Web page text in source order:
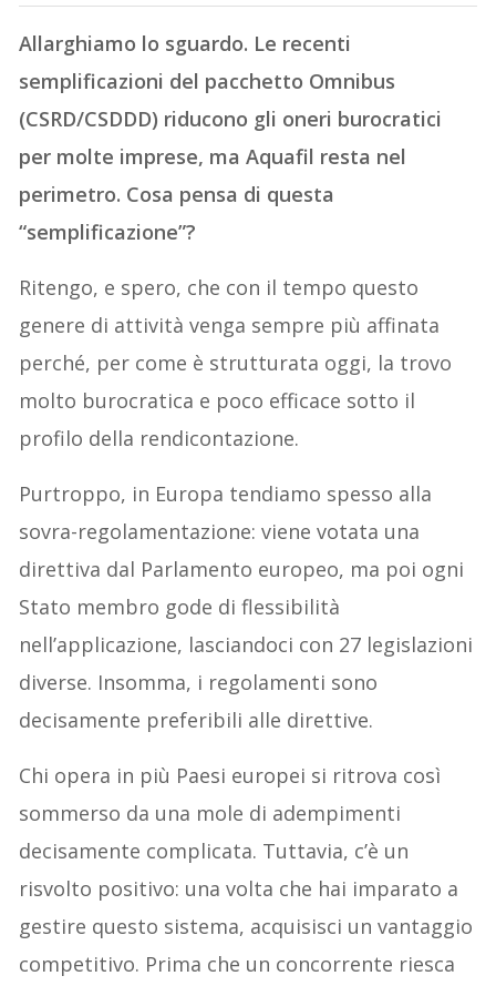
Allarghiamo lo sguardo. Le recenti
semplificazioni del pacchetto Omnibus
(CSRD/CSDDD) riducono gli oneri burocratici
per molte imprese, ma Aquafil resta nel
perimetro. Cosa pensa di questa
“semplificazione”?
Ritengo, e spero, che con il tempo questo
genere di attività venga sempre più affinata
perché, per come è strutturata oggi, la trovo
molto burocratica e poco efficace sotto il
profilo della rendicontazione.
Purtroppo, in Europa tendiamo spesso alla
sovra-regolamentazione: viene votata una
direttiva dal Parlamento europeo, ma poi ogni
Stato membro gode di flessibilità
nell’applicazione, lasciandoci con 27 legislazioni
diverse. Insomma, i regolamenti sono
decisamente preferibili alle direttive.
Chi opera in più Paesi europei si ritrova così
sommerso da una mole di adempimenti
decisamente complicata. Tuttavia, c’è un
risvolto positivo: una volta che hai imparato a
gestire questo sistema, acquisisci un vantaggio
competitivo. Prima che un concorrente riesca